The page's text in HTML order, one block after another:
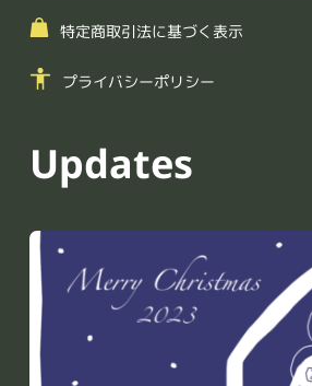
特定商取引法に基づく表示
プライバシーポリシー
Updates